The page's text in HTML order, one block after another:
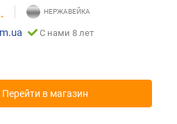
С нами 8 лет
Перейти в магазин